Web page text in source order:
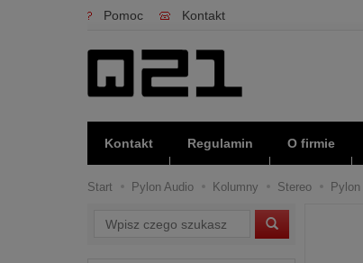
Pomoc Kontakt
Kontakt Regulamin O firmie
Start Pylon Audio Kolumny Stereo
Wyszukaj